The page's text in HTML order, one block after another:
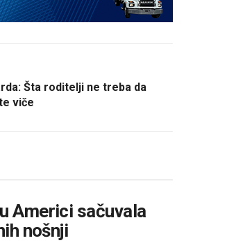
Šta roditelji ne treba da
viče
Americi sačuvala
nošnji